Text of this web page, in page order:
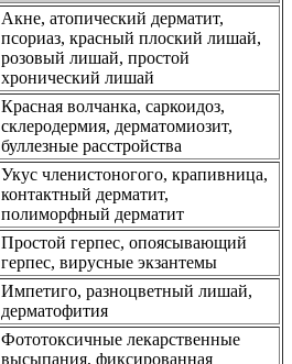
Акне, атопический дерматит,
псориаз, красный плоский лишай,
розовый лишай, простой
хронический лишай
Красная волчанка, саркоидоз,
склеродермия, дерматомиозит,
буллезные расстройства
Укус членистоногого, крапивница,
контактный дерматит,
полиморфный дерматит
Простой герпес, опоясывающий
герпес, вирусные экзантемы
Импетиго, разноцветный лишай,
дерматофития
Фототоксичные лекарственные
высыпания, фиксированная